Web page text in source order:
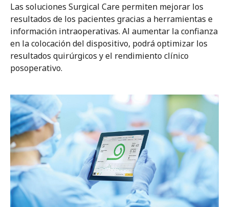
Las soluciones Surgical Care permiten mejorar los
resultados de los pacientes gracias a herramientas e
información intraoperativas. Al aumentar la confianza
en la colocación del dispositivo, podrá optimizar los
resultados quirúrgicos y el rendimiento clínico
posoperativo.